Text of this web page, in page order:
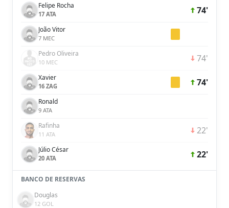
Felipe Rocha
17 ATA 74'
João Vitor
7 MEC
Pedro Oliveira
10 MEC 74'
Xavier
16 ZAG 74'
Ronald
9 ATA
Rafinha
11 ATA 22'
Júlio César
20 ATA 22'
BANCO DE RESERVAS
Douglas
12 GOL